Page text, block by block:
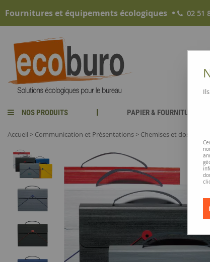
Fournitures et équipements écologiques 02 51
NOS PRODUITS PAPIER & FOURNITURES
Accueil > Communication et Présentations > Chemises et dossiers